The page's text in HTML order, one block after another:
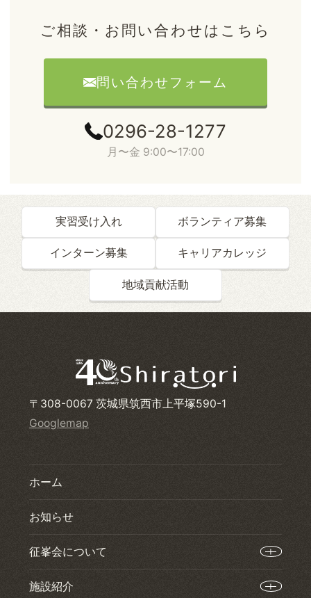
ご相談・お問い合わせはこちら
問い合わせフォーム
0296-28-1277
月〜金 9:00〜17:00
実習受け入れ ボランティア募集
インターン募集 キャリアカレッジ
地域貢献活動
〒308-0067 茨城県筑西市上平塚590-1
Googlemap
ホーム
お知らせ
征峯会について
施設紹介